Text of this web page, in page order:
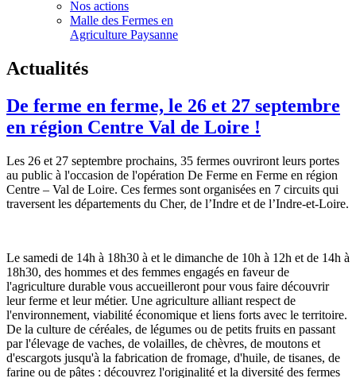
Nos actions
Malle des Fermes en
Agriculture Paysanne
Actualités
De ferme en ferme, le 26 et 27 septembre
en région Centre Val de Loire !
Les 26 et 27 septembre prochains, 35 fermes ouvriront leurs portes
au public à l'occasion de l'opération De Ferme en Ferme en région
Centre – Val de Loire. Ces fermes sont organisées en 7 circuits qui
traversent les départements du Cher, de l’Indre et de l’Indre-et-Loire.
Le samedi de 14h à 18h30 à et le dimanche de 10h à 12h et de 14h à
18h30, des hommes et des femmes engagés en faveur de
l'agriculture durable vous accueilleront pour vous faire découvrir
leur ferme et leur métier. Une agriculture alliant respect de
l'environnement, viabilité économique et liens forts avec le territoire.
De la culture de céréales, de légumes ou de petits fruits en passant
par l'élevage de vaches, de volailles, de chèvres, de moutons et
d'escargots jusqu'à la fabrication de fromage, d'huile, de tisanes, de
farine ou de pâtes : découvrez l'originalité et la diversité des fermes